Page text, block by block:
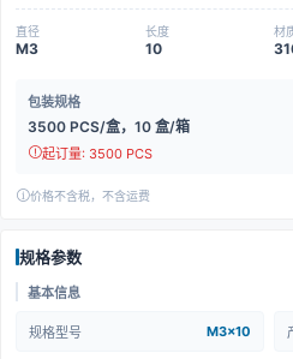
直径
M3
长度
10
材
包装规格
3500 PCS/盒，10 盒/箱
起订量: 3500 PCS
价格不含税，不含运费
规格参数
基本信息
规格型号 M3x10